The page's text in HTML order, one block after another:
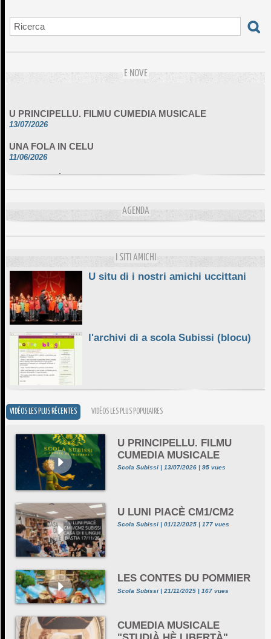
E NOVE
13/07/2026
11/06/2026
DA SCIMULÌ
10/06/2026
AGENDA
I SITI AMICHI
U situ di i nostri amichi uccittani
l'archivi di a scola Subissi (blocu)
VIDÉOS LES PLUS RÉCENTES VIDÉOS LES PLUS POPULAIRES
U PRINCIPELLU. FILMU
CUMEDIA MUSICALE
Scola Subissi | 13/07/2026 | 95 vues
U LUNI PIACÈ CM1/CM2
Scola Subissi | 01/12/2025 | 177 vues
LES CONTES DU POMMIER
Scola Subissi | 21/11/2025 | 167 vues
CUMEDIA MUSICALE